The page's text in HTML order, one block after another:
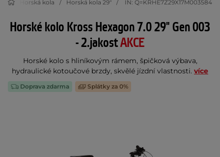
Horská kola Horská kola 29" IN: Q=KRHE7Z29X17M003584
Horské kolo Kross Hexagon 7.0 29" Gen 003
- 2.jakostAKCE
Horské kolo s hliníkovým rámem, špičková výbava,
hydraulické kotoučové brzdy, skvělé jízdní vlastnosti. více
Doprava zdarma Splátky za 0%